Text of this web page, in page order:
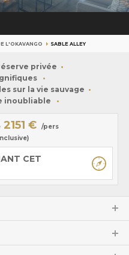
L'OKAVANGO SABLE ALLEY
privée
sur la vie sauvage
inoubliable
2151 €
/pers
CET